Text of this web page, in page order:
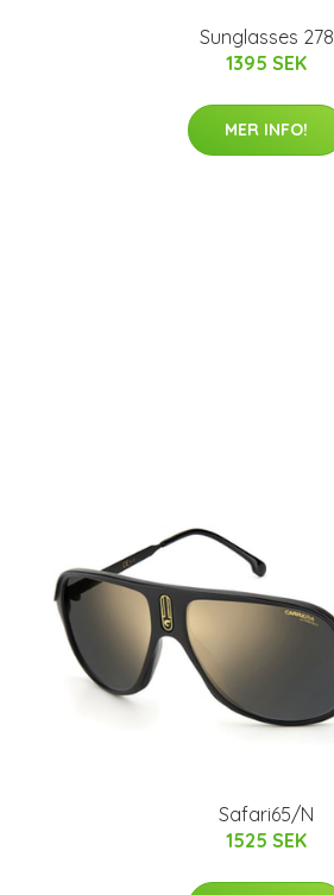
Sunglasses 278
1395 SEK
MER INFO!
Safari65/N
1525 SEK